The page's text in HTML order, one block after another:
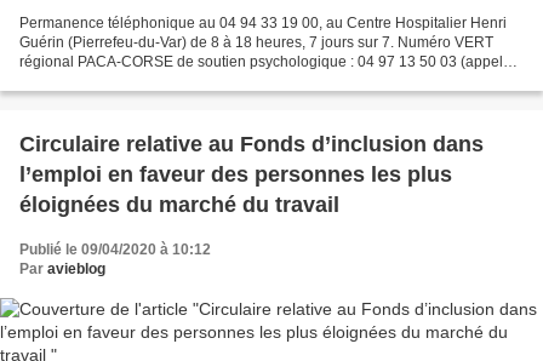
Permanence téléphonique au 04 94 33 19 00, au Centre Hospitalier Henri
Guérin (Pierrefeu-du-Var) de 8 à 18 heures, 7 jours sur 7. Numéro VERT
régional PACA-CORSE de soutien psychologique : 04 97 13 50 03 (appel
Circulaire relative au Fonds d’inclusion dans
l’emploi en faveur des personnes les plus
éloignées du marché du travail
Publié le 09/04/2020 à 10:12
Par avieblog